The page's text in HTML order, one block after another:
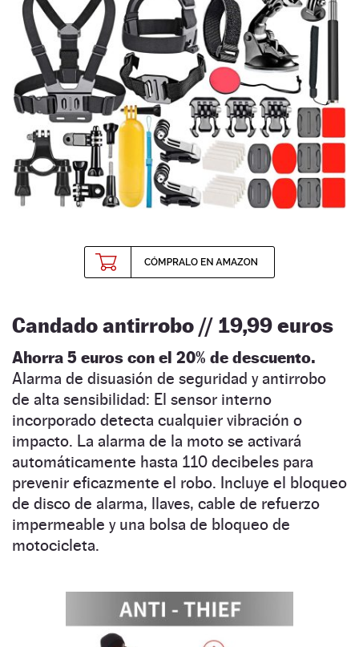
Candado antirrobo // 19,99 euros
Ahorra 5 euros con el 20% de descuento.
Alarma de disuasión de seguridad y antirrobo
de alta sensibilidad: El sensor interno
incorporado detecta cualquier vibración o
impacto. La alarma de la moto se activará
automáticamente hasta 110 decibeles para
prevenir eficazmente el robo. Incluye el bloqueo
de disco de alarma, llaves, cable de refuerzo
impermeable y una bolsa de bloqueo de
motocicleta.